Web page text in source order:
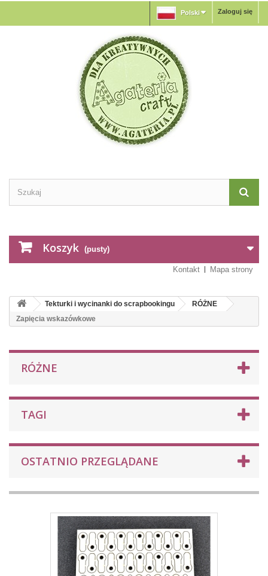
Zaloguj się
Polski
Koszyk (pusty)
Kontakt Mapa strony
Tekturki i wycinanki do scrapbookingu
RÓŻNE
Zapięcia wskazówkowe
RÓŻNE
TAGI
OSTATNIO PRZEGLĄDANE